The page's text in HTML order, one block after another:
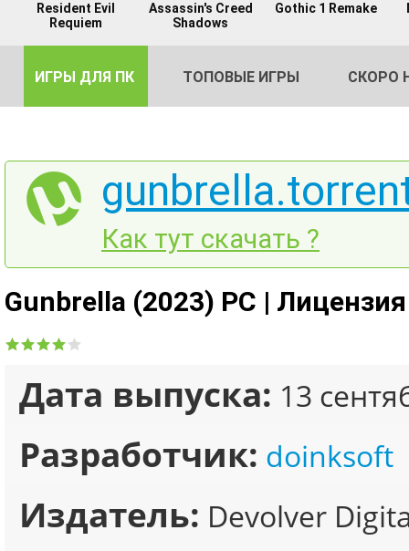
Resident Evil
Requiem
Assassin's Creed
Shadows
Gothic 1 Remake
ИГРЫ ДЛЯ ПК ТОПОВЫЕ ИГРЫ СКОРО
Как тут скачать ?
Gunbrella (2023) PC | Лицензия
Дата выпуска: 13
Разработчик: doinksoft
Издатель: Devolver